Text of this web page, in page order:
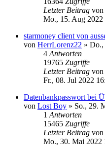
Letzter Beitrag von
Mo., 15. Aug 2022
starmoney client von
von HerrLorenz22 » Do.,
4 Antworten
19765 Zugriffe
Letzter Beitrag von
Fr., 08. Jul 2022
Datenbankpasswort bei
von Lost Boy » So., 29.
1 Antworten
15465 Zugriffe
Letzter Beitrag von
Mo., 30. Mai 2022